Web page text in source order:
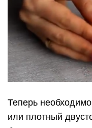
Теперь
или плотный